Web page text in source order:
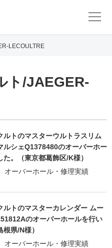
LECOULTRE
ト/JAEGER-
ルトのマスターウルトラスリム
ルシェQ1378480のオーバーホー
た。（東京都葛飾区/K様）
オーバーホール・修理実績
ルトのマスターカレンダー ムー
のオーバーホールを行い
根県/N様）
オーバーホール・修理実績